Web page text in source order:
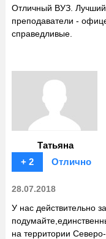
Отличный ВУЗ. Лучший
преподаватели -
справедливые.
Татьяна
+ 2
Отлично
28.07.2018
У нас действительно
на территории